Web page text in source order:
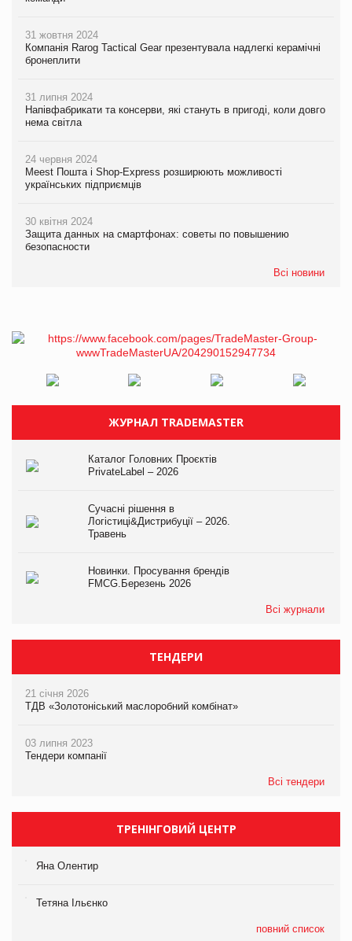
31 жовтня 2024
Компанія Rarog Tactical Gear презентувала надлегкі керамічні
бронеплити
31 липня 2024
Напівфабрикати та консерви, які стануть в пригоді, коли довго
нема світла
24 червня 2024
Meest Пошта і Shop-Express розширюють можливості
українських підприємців
30 квітня 2024
Защита данных на смартфонах: советы по повышению
безопасности
Всі новини
ЖУРНАЛ TRADEMASTER
Каталог Головних Проєктів
PrivateLabel – 2026
Сучасні рішення в
Логістиці&Дистрибуції – 2026.
Травень
Новинки. Просування брендів
FMCG.Березень 2026
Всі журнали
ТЕНДЕРИ
21 січня 2026
ТДВ «Золотоніський маслоробний комбінат»
03 липня 2023
Тендери компанії
Всі тендери
ТРЕНІНГОВИЙ ЦЕНТР
Яна Олентир
Тетяна Ільєнко
повний список